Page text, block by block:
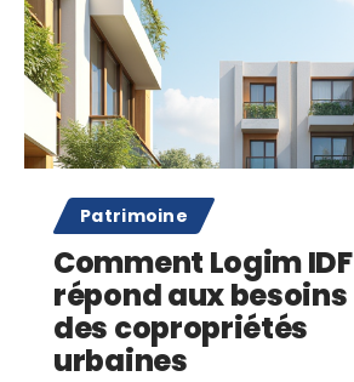
Patrimoine
Comment Logim IDF
répond aux besoins
des copropriétés
urbaines